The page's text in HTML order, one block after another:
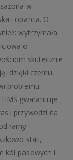
w
i oparcia. O
wytrzymała
o
skutecznie
dzięki czemu
problemu.
gwarantuje
i przywodzi na
ramy
stali,
kół pasowych i